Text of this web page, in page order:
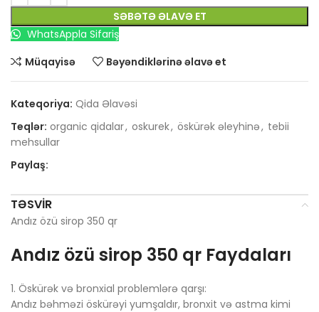
SƏBƏTƏ ƏLAVƏ ET
WhatsAppla Sifariş
Müqayisə
Bəyəndiklərinə əlavə et
Kateqoriya: Qida Əlavəsi
Teqlər: organic qidalar, oskurek, öskürək əleyhinə, tebii
mehsullar
Paylaş:
TƏSVIR
Andız özü sirop 350 qr
Andız özü sirop 350 qr Faydaları
1. Öskürək və bronxial problemlərə qarşı:
Andız bəhməzi öskürəyi yumşaldır, bronxit və astma kimi